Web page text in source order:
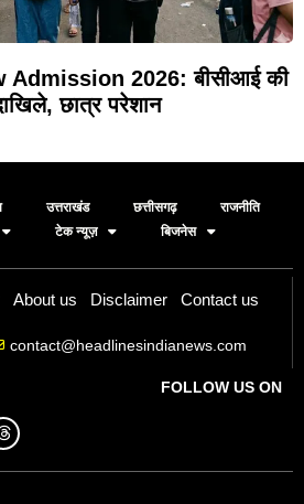
2026: बीसीआई की
छात्र परेशान
उत्तराखंड छत्तीसगढ़
राजनीति
टेक न्यूज़ बिजनेस
About us Disclaimer Contact us
contact@headlinesindianews.com
FOLLOW US ON